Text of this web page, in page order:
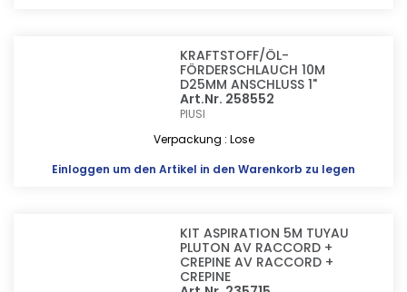
KRAFTSTOFF/ÖL-
FÖRDERSCHLAUCH 10M
D25MM ANSCHLUSS 1"
Art.Nr. 258552
PIUSI
Verpackung : Lose
Einloggen um den Artikel in den Warenkorb zu legen
KIT ASPIRATION 5M TUYAU
PLUTON AV RACCORD +
CREPINE AV RACCORD +
CREPINE